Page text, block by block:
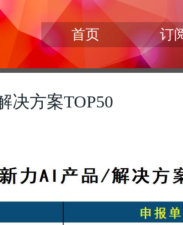
首页 订
决方案TOP50